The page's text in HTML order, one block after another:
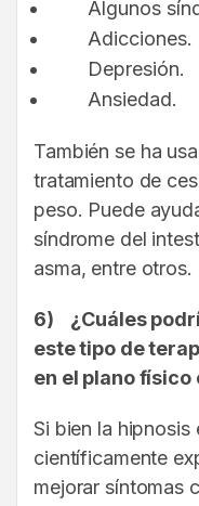
Algunos
Adicciones.
Depresión.
Ansiedad.
También se ha
tratamiento de
peso. Puede
síndrome del
asma, entre otros.
6) ¿Cuáles
este tipo de
en el plano físico
Si bien la
científicamente
mejorar síntomas